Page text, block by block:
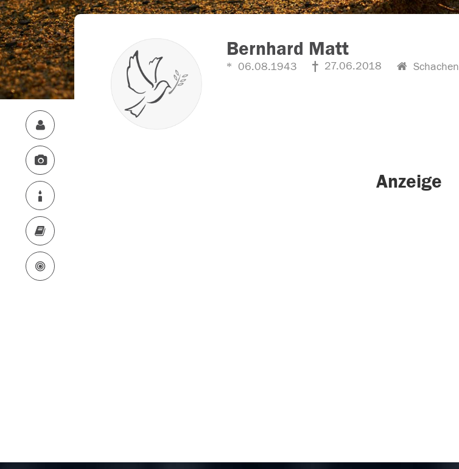
Bernhard Matt
06.08.1943 27.06.2018 Schachen
Anzeige